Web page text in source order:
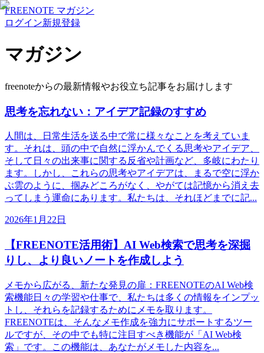
FREENOTE マガジン
ログイン新規登録
マガジン
freenoteからの最新情報やお役立ち記事をお届けします
思考を忘れない：アイデア記録のすすめ
人間は、日常生活を送る中で常に様々なことを考えていま
す。それは、頭の中で自然に浮かんでくる思考やアイデア、
そして日々の出来事に関する反省や計画など、多岐にわたり
ます。しかし、これらの思考やアイデアは、まるで空に浮か
ぶ雲のように、掴みどころがなく、やがては記憶から消え去
ってしまう運命にあります。私たちは、それほどまでに記...
2026年1月22日
【FREENOTE活用術】AI Web検索で思考を深掘
りし、より良いノートを作成しよう
メモから広がる、新たな発見の扉：FREENOTEのAI Web検
索機能日々の学習や仕事で、私たちは多くの情報をインプッ
トし、それらを記録するためにメモを取ります。
FREENOTEは、そんなメモ作成を強力にサポートするツー
ルですが、その中でも特に注目すべき機能が「AI Web検
索」です。この機能は、あなたがメモした内容を...